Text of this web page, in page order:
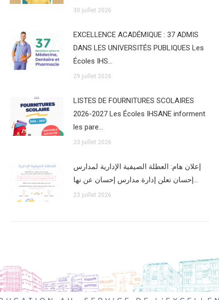
30 juillet 2026
EXCELLENCE ACADÉMIQUE : 37 ADMIS
DANS LES UNIVERSITÉS PUBLIQUES Les
Écoles IHS…
29 juillet 2026
LISTES DE FOURNITURES SCOLAIRES
2026-2027 Les Écoles IHSANE informent
les pare…
23 juillet 2026
إعلان هام: العطلة الصيفية الإدارية لمدارس
إحسان تعلن إدارة مدارس إحسان عن نها…
23 juillet 2026